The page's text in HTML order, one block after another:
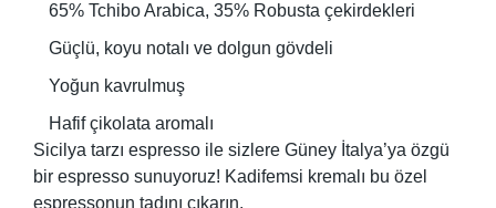
65% Tchibo Arabica, 35% Robusta çekirdekleri
Güçlü, koyu notalı ve dolgun gövdeli
Yoğun kavrulmuş
Hafif çikolata aromalı
Sicilya tarzı espresso ile sizlere Güney İtalya’ya özgü
bir espresso sunuyoruz! Kadifemsi kremalı bu özel
espressonun tadını çıkarın.